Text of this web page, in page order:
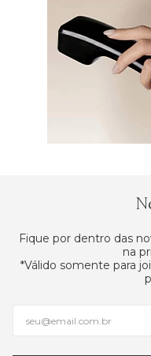
Fique por dentro das
na
*Válido somente para